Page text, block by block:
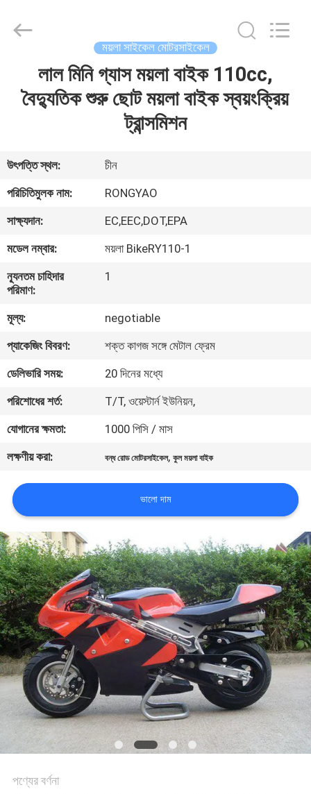
আমাদের
সম্পর্কে
কারখানা
ভ্রমণ
নিয়ন্ত্রণ
যোগাযোগ
করুন
উদ্ধৃতির
জন্য
আবেদন
সাইট
ম্যাপ
গোপনীয়তা
নীতি
Vehicle
Co.,Ltd.
ময়লা সাইকেল মোটরসাইকেল
লাল মিনি গ্যাস ময়লা বাইক 110cc,
বৈদ্যুতিক শুরু ছোট ময়লা বাইক স্বয়ংক্রিয়
ট্রান্সমিশন
উৎপত্তি স্থল:
চীন
পরিচিতিমুলক নাম:
RONGYAO
সাক্ষ্যদান:
EC,EEC,DOT,EPA
মডেল নম্বার:
ময়লা BikeRY110-1
ন্যূনতম চাহিদার
পরিমাণ:
1
মূল্য:
negotiable
প্যাকেজিং বিবরণ:
শক্ত কাগজ সঙ্গে মেটাল ফ্রেম
ডেলিভারি সময়:
20 দিনের মধ্যে
পরিশোধের শর্ত:
T/T, ওয়েস্টার্ন ইউনিয়ন,
যোগানের ক্ষমতা:
1000 পিসি / মাস
লক্ষণীয় করা:
বন্ধ রোড মোটরসাইকেল,কুল ময়লা বাইক
ভালো দাম
পণ্যের বর্ণনা